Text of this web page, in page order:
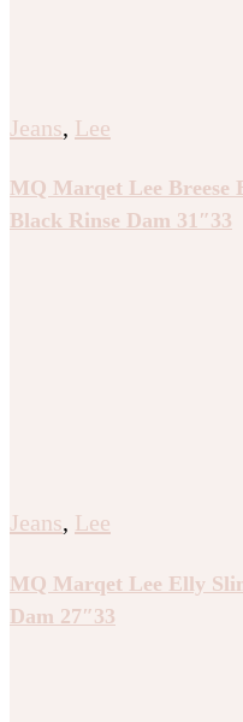
Jeans, Lee
MQ Marqet Lee Breese
Black Rinse Dam 31″33
Jeans, Lee
MQ Marqet Lee Elly
Dam 27″33